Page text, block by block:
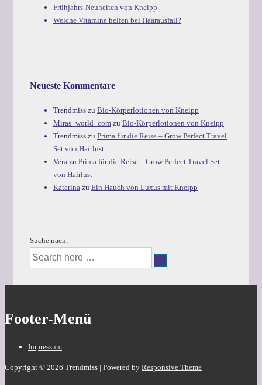
Frühjahrs-Neuheiten von Kneipp
Welche Vitamine helfen bei Haarausfall?
Neueste Kommentare
Trendmiss zu Bio-Körperlotionen von Kneipp
Miras_world_com zu Bio-Körperlotionen von Kneipp
Trendmiss zu Prima für die Reise – Grow Perfect Travel
Set von Hairlust
Vera zu Prima für die Reise – Grow Perfect Travel Set
von Hairlust
Katarina zu Ein Hauch von Luxus mit Kneipp
Suche nach:
Footer-Menü
Impressum
Copyright © 2026 Trendmiss | Powered by Responsive Theme